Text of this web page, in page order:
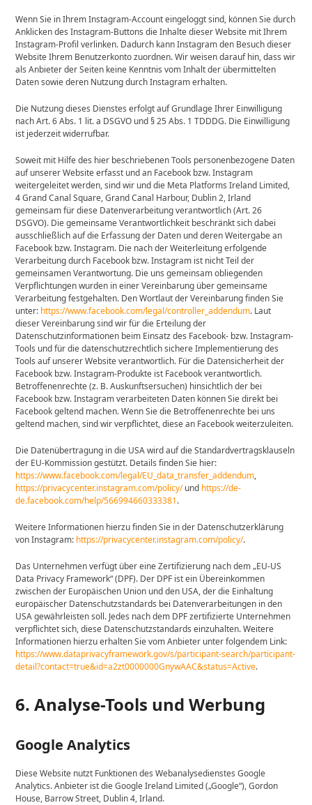
Wenn Sie in Ihrem Instagram-Account eingeloggt sind, können Sie durch
Anklicken des Instagram-Buttons die Inhalte dieser Website mit Ihrem
Instagram-Profil verlinken. Dadurch kann Instagram den Besuch dieser
Website Ihrem Benutzerkonto zuordnen. Wir weisen darauf hin, dass wir
als Anbieter der Seiten keine Kenntnis vom Inhalt der übermittelten
Daten sowie deren Nutzung durch Instagram erhalten.
Die Nutzung dieses Dienstes erfolgt auf Grundlage Ihrer Einwilligung
nach Art. 6 Abs. 1 lit. a DSGVO und § 25 Abs. 1 TDDDG. Die Einwilligung
ist jederzeit widerrufbar.
Soweit mit Hilfe des hier beschriebenen Tools personenbezogene Daten
auf unserer Website erfasst und an Facebook bzw. Instagram
weitergeleitet werden, sind wir und die Meta Platforms Ireland Limited,
4 Grand Canal Square, Grand Canal Harbour, Dublin 2, Irland
gemeinsam für diese Datenverarbeitung verantwortlich (Art. 26
DSGVO). Die gemeinsame Verantwortlichkeit beschränkt sich dabei
ausschließlich auf die Erfassung der Daten und deren Weitergabe an
Facebook bzw. Instagram. Die nach der Weiterleitung erfolgende
Verarbeitung durch Facebook bzw. Instagram ist nicht Teil der
gemeinsamen Verantwortung. Die uns gemeinsam obliegenden
Verpflichtungen wurden in einer Vereinbarung über gemeinsame
Verarbeitung festgehalten. Den Wortlaut der Vereinbarung finden Sie
unter: https://www.facebook.com/legal/controller_addendum. Laut
dieser Vereinbarung sind wir für die Erteilung der
Datenschutzinformationen beim Einsatz des Facebook- bzw. Instagram-
Tools und für die datenschutzrechtlich sichere Implementierung des
Tools auf unserer Website verantwortlich. Für die Datensicherheit der
Facebook bzw. Instagram-Produkte ist Facebook verantwortlich.
Betroffenenrechte (z. B. Auskunftsersuchen) hinsichtlich der bei
Facebook bzw. Instagram verarbeiteten Daten können Sie direkt bei
Facebook geltend machen. Wenn Sie die Betroffenenrechte bei uns
geltend machen, sind wir verpflichtet, diese an Facebook weiterzuleiten.
Die Datenübertragung in die USA wird auf die Standardvertragsklauseln
der EU-Kommission gestützt. Details finden Sie hier:
https://www.facebook.com/legal/EU_data_transfer_addendum,
https://privacycenter.instagram.com/policy/und https://de-
de.facebook.com/help/566994660333381.
Weitere Informationen hierzu finden Sie in der Datenschutzerklärung
von Instagram: https://privacycenter.instagram.com/policy/.
Das Unternehmen verfügt über eine Zertifizierung nach dem „EU-US
Data Privacy Framework“ (DPF). Der DPF ist ein Übereinkommen
zwischen der Europäischen Union und den USA, der die Einhaltung
europäischer Datenschutzstandards bei Datenverarbeitungen in den
USA gewährleisten soll. Jedes nach dem DPF zertifizierte Unternehmen
verpflichtet sich, diese Datenschutzstandards einzuhalten. Weitere
Informationen hierzu erhalten Sie vom Anbieter unter folgendem Link:
https://www.dataprivacyframework.gov/s/participant-search/participant-
detail?contact=true&id=a2zt0000000GnywAAC&status=Active.
6. Analyse-Tools und Werbung
Google Analytics
Diese Website nutzt Funktionen des Webanalysedienstes Google
Analytics. Anbieter ist die Google Ireland Limited („Google“), Gordon
House, Barrow Street, Dublin 4, Irland.